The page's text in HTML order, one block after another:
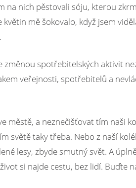
na nich pěstovali sóju, kterou
mě šokovalo, když jsem
spotřebitelských aktivit
veřejnosti, spotřebitelů a
městě, a neznečišťovat tím naši
světě taky třeba. Nebo z naší
lesy, zbyde smutný svět. A
si najde cestu, bez lidí. Buďte